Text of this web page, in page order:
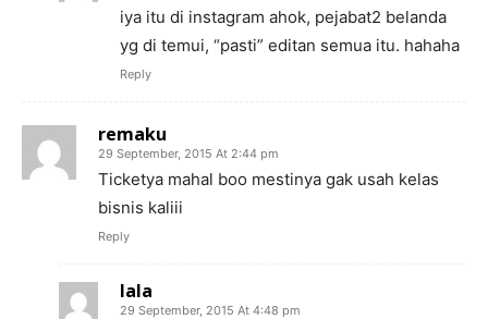
iya itu di instagram ahok, pejabat2 belanda
yg di temui, “pasti” editan semua itu. hahaha
Reply
remaku
29 September, 2015 At 2:44 pm
Ticketya mahal boo mestinya gak usah kelas
bisnis kaliii
Reply
lala
29 September, 2015 At 4:48 pm